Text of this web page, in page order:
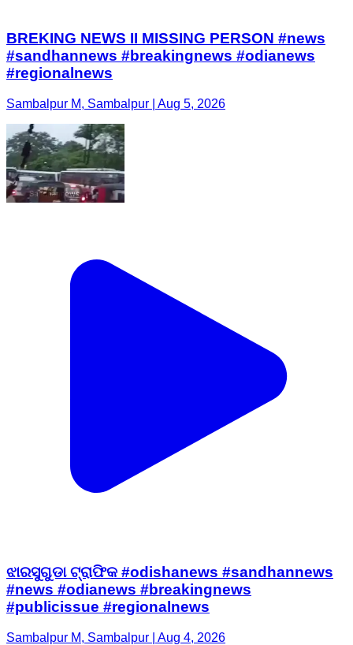
BREKING NEWS II MISSING PERSON #news
#sandhannews #breakingnews #odianews
#regionalnews
Sambalpur M, Sambalpur | Aug 5, 2026
ଝାରସୁଗୁଡା ଟ୍ରାଫିକ #odishanews #sandhannews
#news #odianews #breakingnews
#publicissue #regionalnews
Sambalpur M, Sambalpur | Aug 4, 2026